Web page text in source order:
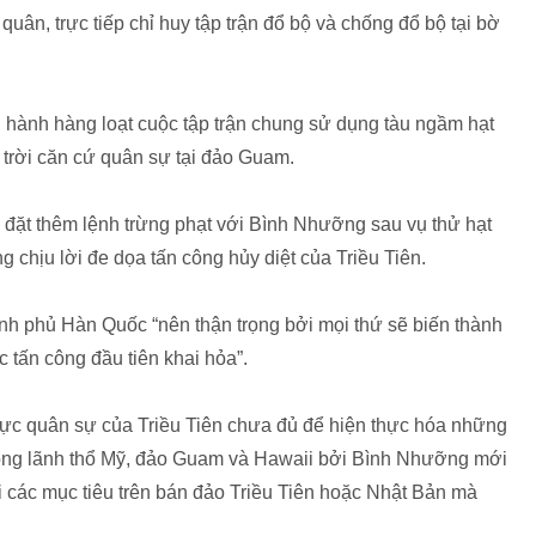
trực tiếp chỉ huy tập trận đổ bộ và chống đổ bộ tại bờ
hàng loạt cuộc tập trận chung sử dụng tàu ngầm hạt
căn cứ quân sự tại đảo Guam.
thêm lệnh trừng phạt với Bình Nhưỡng sau vụ thử hạt
chịu lời đe dọa tấn công hủy diệt của Triều Tiên.
phủ Hàn Quốc “nên thận trọng bởi mọi thứ sẽ biến thành
công đầu tiên khai hỏa”.
quân sự của Triều Tiên chưa đủ để hiện thực hóa những
lãnh thổ Mỹ, đảo Guam và Hawaii bởi Bình Nhưỡng mới
mục tiêu trên bán đảo Triều Tiên hoặc Nhật Bản mà